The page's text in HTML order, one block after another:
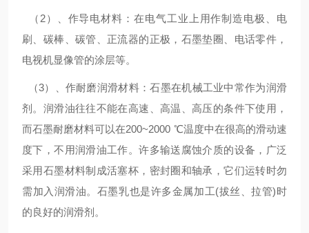
（2）、作导电材料：在电气工业上用作制造电极、电
刷、碳棒、碳管、正流器的正极，石墨垫圈、电话零件，
电视机显像管的涂层等。
（3）、作耐磨润滑材料：石墨在机械工业中常作为润滑
剂。润滑油往往不能在高速、高温、高压的条件下使用，
而石墨耐磨材料可以在200~2000 ℃温度中在很高的滑动速
度下，不用润滑油工作。许多输送腐蚀介质的设备，广泛
采用石墨材料制成活塞杯，密封圈和轴承，它们运转时勿
需加入润滑油。石墨乳也是许多金属加工(拔丝、拉管)时
的良好的润滑剂。